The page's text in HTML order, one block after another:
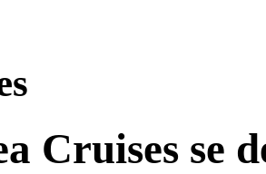
Cruises se